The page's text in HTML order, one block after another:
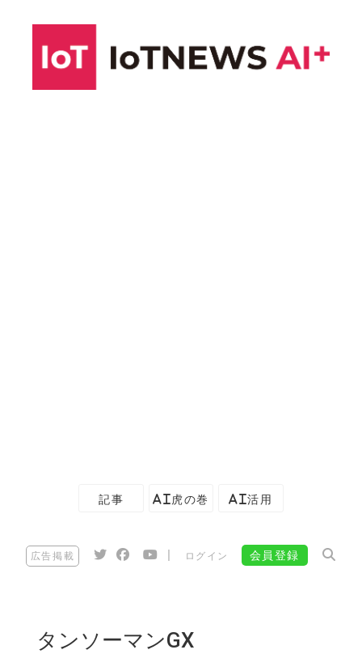
記事 AI虎の巻 AI活用
広告掲載 ログイン 会員登録
タンソーマンGX